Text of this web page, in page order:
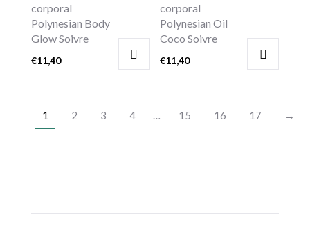
corporal
Polynesian Body
Glow Soivre
€11,40
corporal
Polynesian Oil
Coco Soivre
€11,40
1 2 3 4 … 15 16 17 →